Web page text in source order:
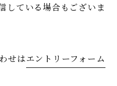
している場合もございま
せはエントリーフォーム